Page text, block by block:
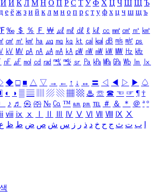
И Й К Л М Н О П Р С Т У Ф Х Ц Ч Ш Щ Ъ
е ё ж з и й к л м н о п р с т у ф х ц ч ш щ ъ
‰ ＄ ％ Ｆ ￦ ㎕ ㎖ ㎗ ℓ ㎘ ㏄ ㎣ ㎤ ㎥ ㎦
㎠ ㎡ ㎢ ㏊ ㎍ ㎎ ㎏ ㏏ ㎈ ㎉ ㏈ ㎧ ㎨ ㎰
㎸ ㎹ ㎀ ㎁ ㎂ ㎃ ㎄ ㎺ ㎻ ㎽ ㎾ ㎿ ㎐ ㎑
㎋ ㎌ ㏖ ㏅ ㎭ ㎮ ㎯ ㏛ ㎩ ㎪ ㎫ ㎬ ㏝ ㏐
㏓
◆ □ ■ △ ▽ → ← ↑ ↓ ↔ 〓 ◁ ◀ ▷ ▶ ♤
◐ ◑ ▒ ▤ ▨ ▧ ▦ ▩ ♨ ☏ ☎ ☜ ☞ ¶ †
♪ ♬ ㉿ ㈜ № ㏇ ™ ㏂ ㏘ ℡ ＃ ＆ ＊ ＠ ª º
ⅷ ⅸ ⅹ Ⅳ Ⅴ Ⅵ Ⅶ Ⅷ Ⅸ Ⅹ
ب ت ث ج ح خ د ذ ر ز س ش ص ض ط ظ ع